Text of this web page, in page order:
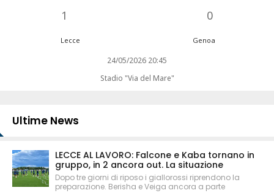
1 0
Lecce Genoa
24/05/2026 20:45
Stadio "Via del Mare"
Ultime News
LECCE AL LAVORO: Falcone e Kaba tornano in
gruppo, in 2 ancora out. La situazione
Dopo tre giorni di riposo i giallorossi riprendono la
preparazione. Berisha e Veiga ancora a parte